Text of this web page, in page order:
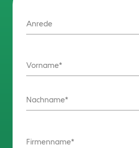
Anrede
Vorname
Nachname
Firmenname